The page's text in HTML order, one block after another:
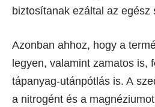
biztosítanak ezáltal az egész
Azonban ahhoz, hogy a
legyen, valamint zamatos is,
tápanyag-utánpótlás is. A
a nitrogént és a